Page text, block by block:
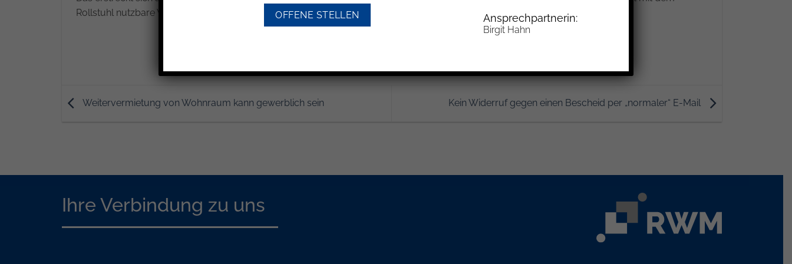
Rollstuhl nutzbare Wohnung, einen barrierefreien Stellplatz in unmittelbarer Nähe der Wohnung zu errichten.
Weitervermietung von Wohnraum kann gewerblich sein Kein Widerruf gegen einen Bescheid per „normaler“ E-Mail
Ihre Verbindung zu uns
OFFENE STELLEN Ansprechpartnerin:
Birgit Hahn